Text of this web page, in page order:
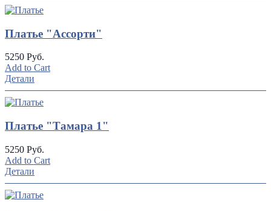
Платье "Ассорти"
5250 Руб.
Add to Cart
Детали
Платье "Тамара 1"
5250 Руб.
Add to Cart
Детали